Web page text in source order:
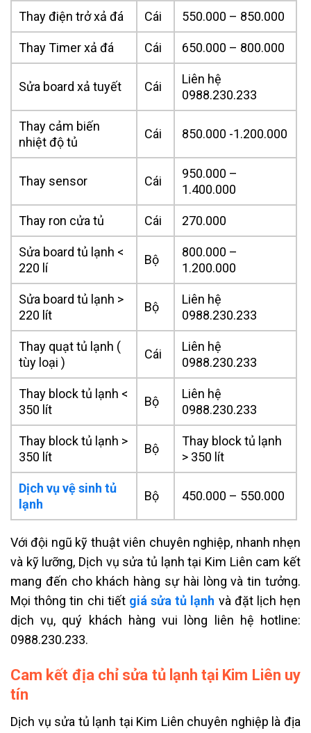
Thay điện trở xả đá Cái 550.000 – 850.000
Thay Timer xả đá Cái 650.000 – 800.000
Sửa board xả tuyết Cái
Liên hệ
0988.230.233
Thay cảm biến
nhiệt độ tủ
Cái 850.000 -1.200.000
Thay sensor Cái
950.000 –
1.400.000
Thay ron cửa tủ Cái 270.000
Sửa board tủ lạnh <
220 lí
Bộ
800.000 –
1.200.000
Sửa board tủ lạnh >
220 lít
Bộ
Liên hệ
0988.230.233
Thay quạt tủ lạnh (
tùy loại )
Cái
Liên hệ
0988.230.233
Thay block tủ lạnh <
350 lít
Bộ
Liên hệ
0988.230.233
Thay block tủ lạnh >
350 lít
Bộ
Thay block tủ lạnh
> 350 lít
Dịch vụ vệ sinh tủ
lạnh
Bộ 450.000 – 550.000
Với đội ngũ kỹ thuật viên chuyên nghiệp, nhanh nhẹn
và kỹ lưỡng, Dịch vụ sửa tủ lạnh tại Kim Liên cam kết
mang đến cho khách hàng sự hài lòng và tin tưởng.
Mọi thông tin chi tiết giá sửa tủ lạnh và đặt lịch hẹn
dịch vụ, quý khách hàng vui lòng liên hệ hotline:
0988.230.233.
Cam kết địa chỉ sửa tủ lạnh tại Kim Liên uy
tín
Dịch vụ sửa tủ lạnh tại Kim Liên chuyên nghiệp là địa